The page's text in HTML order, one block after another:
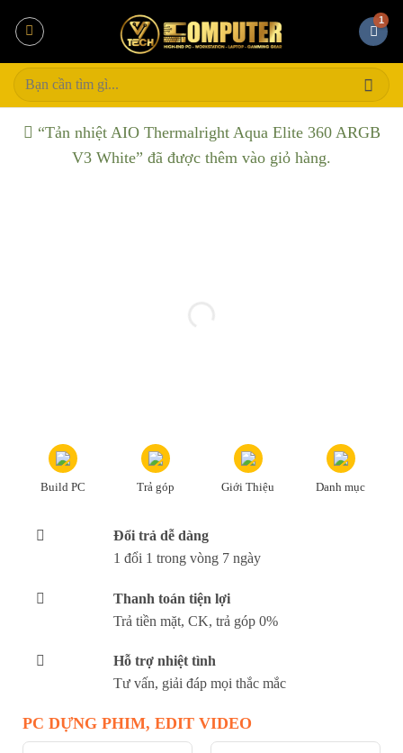
qua
dung
Tìm
kiếm:
“Tản nhiệt AIO Thermalright Aqua Elite 360 ARGB
V3 White” đã được thêm vào giỏ hàng.
Build PC Trả góp Giới Thiệu Danh mục
Đổi trả dễ dàng
1 đổi 1 trong vòng 7 ngày
Thanh toán tiện lợi
Trả tiền mặt, CK, trả góp 0%
Hỗ trợ nhiệt tình
Tư vấn, giải đáp mọi thắc mắc
PC DỰNG PHIM, EDIT VIDEO